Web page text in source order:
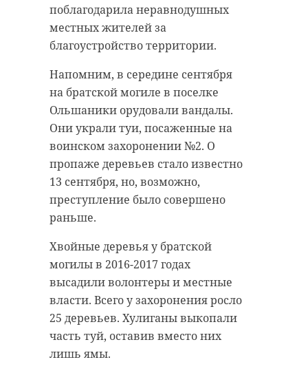
поблагодарила неравнодушных
местных жителей за
благоустройство территории.
Напомним, в середине сентября
на братской могиле в поселке
Ольшаники орудовали вандалы.
Они украли туи, посаженные на
воинском захоронении №2. О
пропаже деревьев стало известно
13 сентября, но, возможно,
преступление было совершено
раньше.
Хвойные деревья у братской
могилы в 2016-2017 годах
высадили волонтеры и местные
власти. Всего у захоронения росло
25 деревьев. Хулиганы выкопали
часть туй, оставив вместо них
лишь ямы.